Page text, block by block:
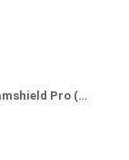
Θήκη Galaxy A27 – Tech-Protect Camshield Pro (Μαύρο)